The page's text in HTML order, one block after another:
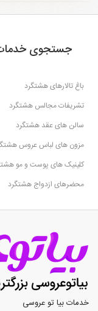
جستجوی
باغ تالارهای هشتگرد
تشریفات مجالس هشتگرد
سالن های عقد هشتگرد
مزون های لباس عروس
کلینیک های پوست و مو
محضرهای ازدواج هشتگرد
خدمات بیا تو عروسی